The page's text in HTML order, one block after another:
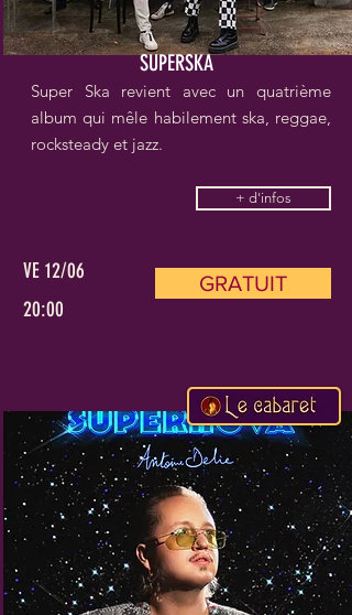
SUPERSKA
Super Ska revient avec un quatrième
album qui mêle habilement ska, reggae,
rocksteady et jazz.
+ d'infos
VE 12/06
20:00
GRATUIT